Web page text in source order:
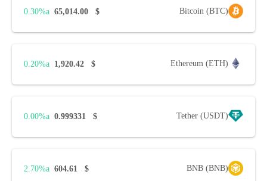
Bitcoin (BTC)
$
65,014.00
0.30%
Ethereum (ETH)
$
1,920.42
0.20%
Tether (USDT)
$
0.999331
0.00%
BNB (BNB)
$
604.61
2.70%